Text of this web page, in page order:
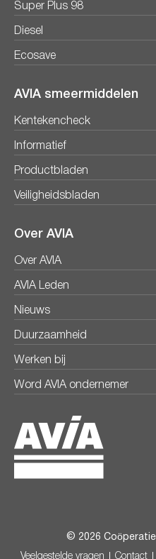
Super Plus 98
Diesel
Ecosave
AVIA smeermiddelen
Kentekencheck
Informatief
Productbladen
Veiligheidsbladen
Over AVIA
Over AVIA
AVIA Leden
Nieuws
Duurzaamheid
Werken bij
Word AVIA ondernemer
© 2026 Coöperatie
Veelgestelde vragen Contact